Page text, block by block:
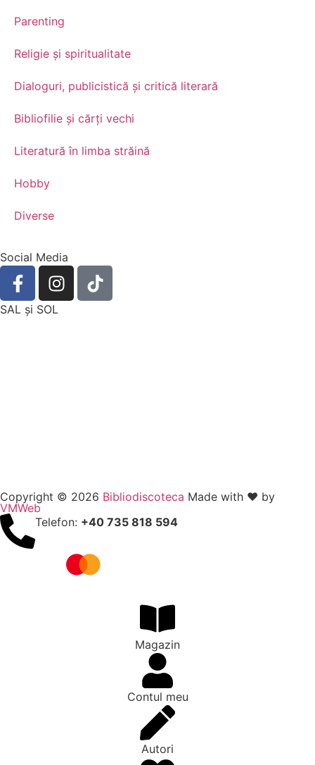
Parenting
Religie și spiritualitate
Dialoguri, publicistică și critică literară
Bibliofilie și cărți vechi
Literatură în limba străină
Hobby
Diverse
Social Media
SAL şi SOL
Copyright © 2026 Bibliodiscoteca Made with ❤️ by
VMWeb
Telefon: +40 735 818 594
Magazin
Contul meu
Autori